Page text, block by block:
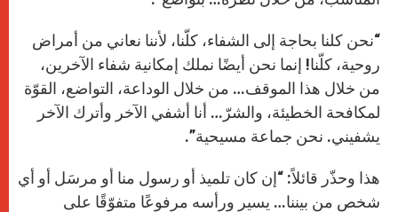
“نحن كلنا بحاجة إلى الشفاء، كلّنا، لأننا نعاني من أمراض
روحية، كلّنا! إنما نحن أيضًا نملك إمكانية شفاء الآخرين،
من خلال هذا الموقف… من خلال الوداعة، التواضع، القوّة
لمكافحة الخطيئة، والشرّ… أنا أشفي الآخر وأترك الآخر
يشفيني. نحن جماعة مسيحية”.
هذا وحذّر قائلاً: “إن كان تلميذ أو رسول منا أو مرسَل أو أي
شخص من بيننا… يسير ورأسه مرفوعًا متفوّقًا على